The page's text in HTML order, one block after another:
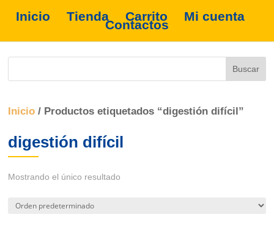
Inicio Tienda Carrito Mi cuenta
Contactos
Inicio / Productos etiquetados “digestión difícil”
digestión difícil
Mostrando el único resultado